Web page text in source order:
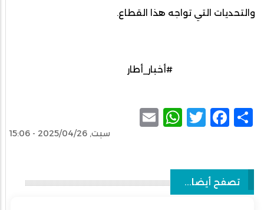
والتحديات التي تواجه هذا القطاع.
#أخبار_أطار
Share
Facebook
Twitter
WhatsApp
سبت, 2025/04/26 - 15:06
تصفح أيضا...